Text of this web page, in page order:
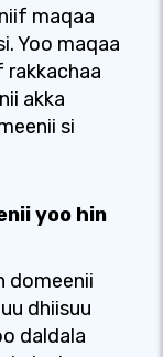
maqaa
Yoo maqaa
rakkachaa
akka
si
yoo hin
domeenii
dhiisuu
daldala